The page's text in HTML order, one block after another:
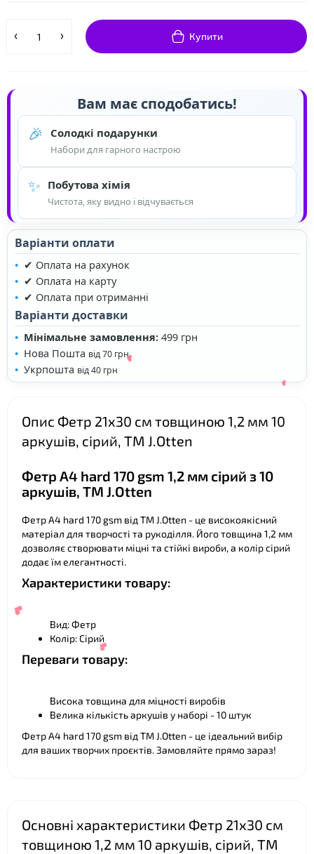
Купити
Вам має сподобатись!
🎉 Солодкі подарунки
Набори для гарного настрою
✨ Побутова хімія
Чистота, яку видно і відчувається
Варіанти оплати
✔ Оплата на рахунок
✔ Оплата на карту
✔ Оплата при отриманні
Варіанти доставки
Мінімальне замовлення: 499 грн
Нова Пошта від 70 грн
Укрпошта від 40 грн
Опис Фетр 21х30 см товщиною 1,2 мм 10
аркушів, сірий, ТМ J.Otten
Фетр A4 hard 170 gsm 1,2 мм сірий з 10
аркушів, ТМ J.Otten
Фетр A4 hard 170 gsm від ТМ J.Otten - це високоякісний
матеріал для творчості та рукоділля. Його товщина 1,2 мм
дозволяє створювати міцні та стійкі вироби, а колір сірий
додає їм елегантності.
Характеристики товару:
Вид: Фетр
Колір: Сірий
Переваги товару:
Висока товщина для міцності виробів
Велика кількість аркушів у наборі - 10 штук
Фетр A4 hard 170 gsm від ТМ J.Otten - це ідеальний вибір
для ваших творчих проєктів. Замовляйте прямо зараз!
Основні характеристики Фетр 21х30 см
товщиною 1,2 мм 10 аркушів, сірий, ТМ
❤
❤